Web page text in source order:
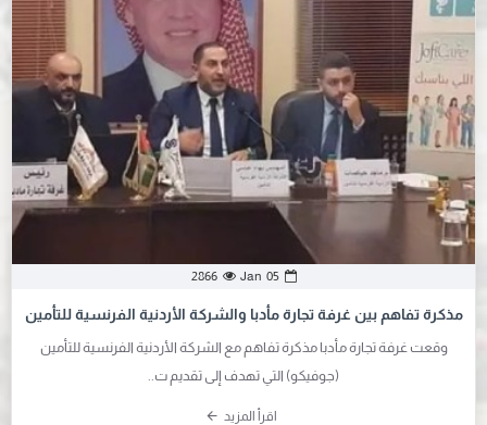
05
Jan
2866
مذكرة تفاهم بين غرفة تجارة مأدبا والشركة الأردنية الفرنسية للتأمين
وقعت غرفة تجارة مأدبا مذكرة تفاهم مع الشركة الأردنية الفرنسية للتأمين
(جوفيكو) التي تهدف إلى تقديم ت..
اقرأ المزيد